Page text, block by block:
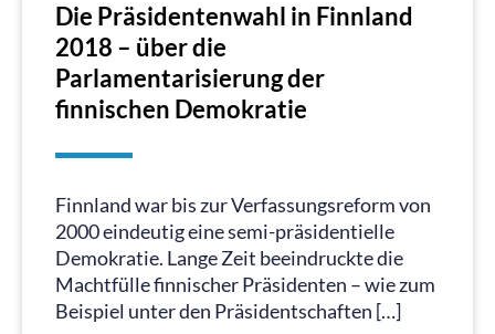
Die Präsidentenwahl in Finnland
2018 – über die
Parlamentarisierung der
finnischen Demokratie
Finnland war bis zur Verfassungsreform von
2000 eindeutig eine semi-präsidentielle
Demokratie. Lange Zeit beeindruckte die
Machtfülle finnischer Präsidenten – wie zum
Beispiel unter den Präsidentschaften […]